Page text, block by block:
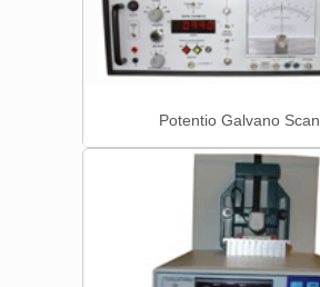
Potentio Galvano Scan